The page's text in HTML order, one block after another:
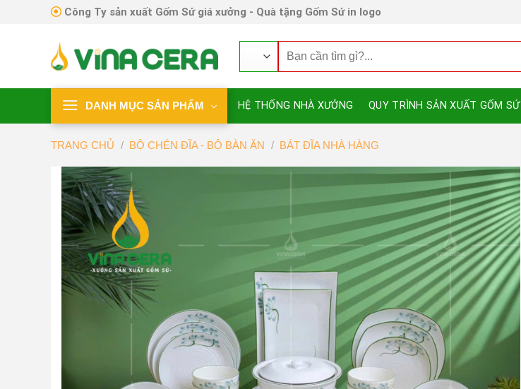
Công Ty sản xuất Gốm Sứ giá xưởng - Quà tặng Gốm Sứ in logo
kiếm:
DANH MỤC SẢN PHẨM HỆ THỐNG NHÀ XƯỞNG QUY TRÌNH SẢN XUẤT GỐM SỨ
TRANG CHỦ / BỘ CHÉN ĐĨA - BỘ BÀN ĂN / BÁT ĐĨA NHÀ HÀNG